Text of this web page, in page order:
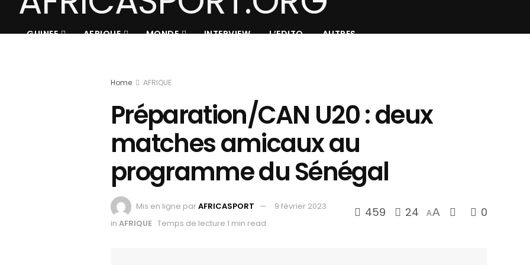
GUINEE AFRIQUE MONDE INTERVIEW L’EDITO AUTRES
Home AFRIQUE
Préparation/CAN U20 : deux
matches amicaux au
programme du Sénégal
Mis en ligne parAFRICASPORT
9 février 2023
in AFRIQUE Temps de lecture:1 min read
459 24 AA 0